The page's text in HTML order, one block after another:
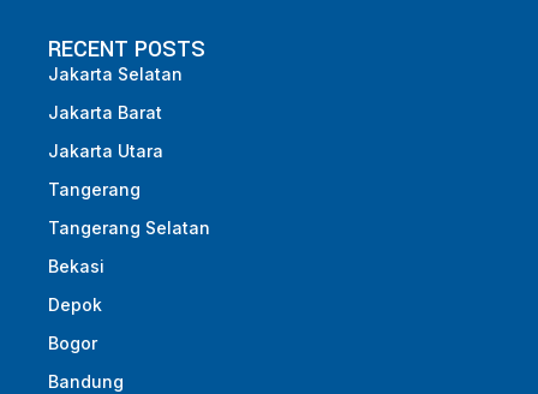
RECENT POSTS
Jakarta Selatan
Jakarta Barat
Jakarta Utara
Tangerang
Tangerang Selatan
Bekasi
Depok
Bogor
Bandung